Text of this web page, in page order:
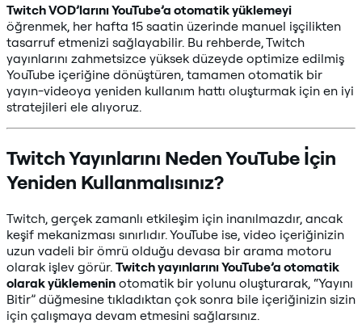
Twitch VOD’larını YouTube’a otomatik yüklemeyi
öğrenmek, her hafta 15 saatin üzerinde manuel işçilikten
tasarruf etmenizi sağlayabilir. Bu rehberde, Twitch
yayınlarını zahmetsizce yüksek düzeyde optimize edilmiş
YouTube içeriğine dönüştüren, tamamen otomatik bir
yayın-videoya yeniden kullanım hattı oluşturmak için en iyi
stratejileri ele alıyoruz.
Twitch Yayınlarını Neden YouTube İçin
Yeniden Kullanmalısınız?
Twitch, gerçek zamanlı etkileşim için inanılmazdır, ancak
keşif mekanizması sınırlıdır. YouTube ise, video içeriğinizin
uzun vadeli bir ömrü olduğu devasa bir arama motoru
olarak işlev görür. Twitch yayınlarını YouTube’a otomatik
olarak yüklemenin otomatik bir yolunu oluşturarak, “Yayını
Bitir” düğmesine tıkladıktan çok sonra bile içeriğinizin sizin
için çalışmaya devam etmesini sağlarsınız.